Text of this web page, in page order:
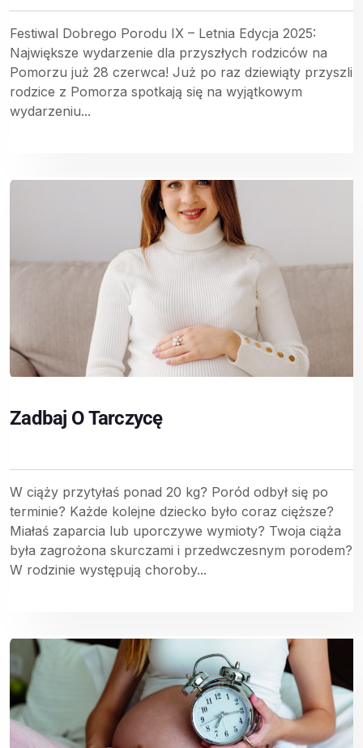
Festiwal Dobrego Porodu IX – Letnia Edycja 2025:
Największe wydarzenie dla przyszłych rodziców na
Pomorzu już 28 czerwca! Już po raz dziewiąty przyszli
rodzice z Pomorza spotkają się na wyjątkowym
wydarzeniu...
Zadbaj O Tarczycę
W ciąży przytyłaś ponad 20 kg? Poród odbył się po
terminie? Każde kolejne dziecko było coraz cięższe?
Miałaś zaparcia lub uporczywe wymioty? Twoja ciąża
była zagrożona skurczami i przedwczesnym porodem?
W rodzinie występują choroby...